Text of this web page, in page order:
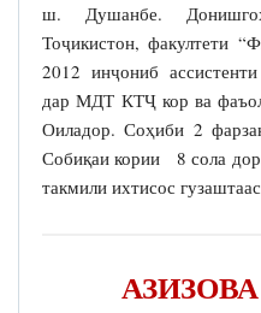
ш. Душанбе.
Тоҷикистон, факултети
2012 инҷониб
дар МДТ КТҶ кор ва
Оиладор. Соҳиби 2
Собиқаи кории 8 сола
такмили ихтисос